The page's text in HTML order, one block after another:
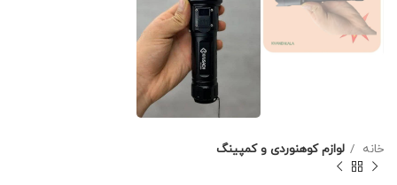
خانه لوازم کوهنوردی و کمپینگ